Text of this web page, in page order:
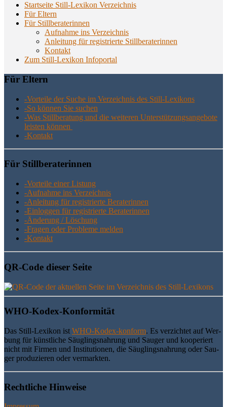
Startseite Still-Lexikon Verzeichnis
Für Eltern
Für Stillberaterinnen
Aufnahme ins Verzeichnis
Anlei­tung für regis­trier­te Stillberaterinnen
Kon­takt
Zum Still-Lexikon Infoportal
Für Eltern
-Vor­tei­le der Suche im Ver­zeich­nis des Still-Lexikons
-So kön­nen Sie suchen
-Was Still­be­ra­tung und die wei­te­ren Unter­stüt­zungs­an­ge­bo­te
leis­ten können
-Kon­takt
Für Still­be­ra­te­rin­nen
-Vor­tei­le einer Listung
-Auf­nah­me ins Verzeichnis
-Anlei­tung für regis­trier­te Beraterinnen
-Ein­log­gen für regis­trier­te Beraterinnen
-Ände­rung / Löschung
-Fra­gen oder Pro­ble­me melden
-Kon­takt
QR-Code die­ser Seite
WHO-Kodex-Kon­for­mi­tät
Das Still-Lexi­kon ist WHO-Kodex-kon­form. Es ver­zich­tet auf Wer­
bung für künst­li­che Säug­lings­nah­rung und Sau­ger und koope­riert
nicht mit Fir­men und Insti­tu­tio­nen, die Säug­lings­nah­rung oder Sau­
ger pro­du­zie­ren oder vermarkten.
Recht­li­che Hinweise